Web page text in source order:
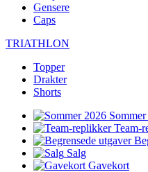
Gensere
Caps
TRIATHLON
Topper
Drakter
Shorts
Team-
Salg
Gavekort